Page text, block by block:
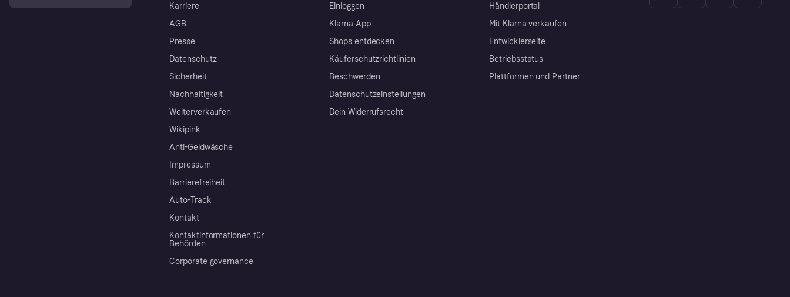
Karriere
AGB
Presse
Datenschutz
Sicherheit
Nachhaltigkeit
Weiterverkaufen
Wikipink
Anti-Geldwäsche
Impressum
Barrierefreiheit
Auto-Track
Kontakt
Kontaktinformationen für
Behörden
Corporate governance
Einloggen
Klarna App
Shops entdecken
Käuferschutzrichtlinien
Beschwerden
Datenschutzeinstellungen
Dein Widerrufsrecht
Händlerportal
Mit Klarna verkaufen
Entwicklerseite
Betriebsstatus
Plattformen und Partner